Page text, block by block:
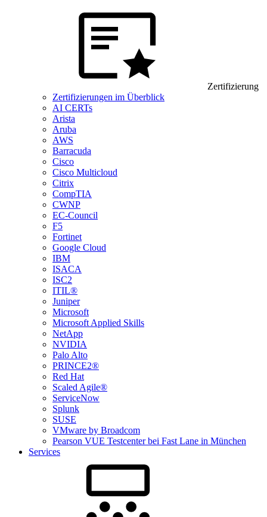
Zertifizierung
Zertifizierungen im Überblick
AI CERTs
Arista
Aruba
AWS
Barracuda
Cisco
Cisco Multicloud
Citrix
CompTIA
CWNP
EC-Council
F5
Fortinet
Google Cloud
IBM
ISACA
ISC2
ITIL®
Juniper
Microsoft
Microsoft Applied Skills
NetApp
NVIDIA
Palo Alto
PRINCE2®
Red Hat
Scaled Agile®
ServiceNow
Splunk
SUSE
VMware by Broadcom
Pearson VUE Testcenter bei Fast Lane in München
Services